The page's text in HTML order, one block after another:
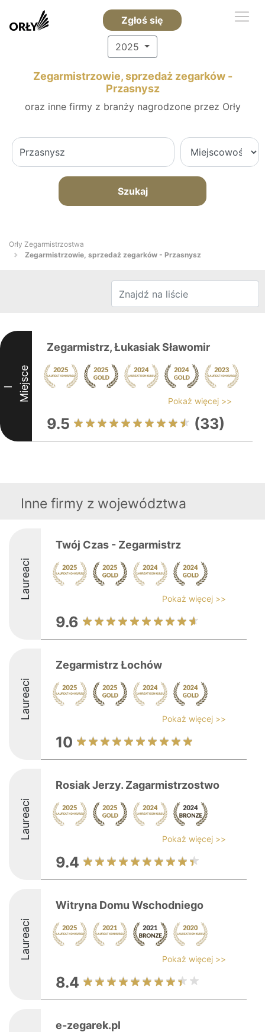
Zgłoś się
2025
Zegarmistrzowie, sprzedaż zegarków -
Przasnysz
oraz inne firmy z branży nagrodzone przez Orły
Szukaj
Orły Zegarmistrzostwa
Zegarmistrzowie, sprzedaż zegarków - Przasnysz
I Miejsce
Zegarmistrz, Łukasiak Sławomir
Pokaż więcej >>
9.5 (33)
Inne firmy z województwa
Laureaci
Twój Czas - Zegarmistrz
Pokaż więcej >>
9.6
Laureaci
Zegarmistrz Łochów
Pokaż więcej >>
10
Laureaci
Rosiak Jerzy. Zagarmistrzostwo
Pokaż więcej >>
9.4
Laureaci
Witryna Domu Wschodniego
Pokaż więcej >>
8.4
e-zegarek.pl